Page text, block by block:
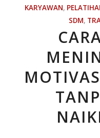
KARYAWAN,
SDM,